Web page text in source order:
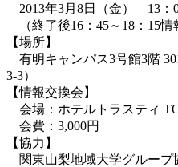
2013年3月8日（金） 13：
（終了後16：45～18：15情
【場所】
有明キャンパス3号館3階
3-3）
【情報交換会】
会場：ホテルトラスティ
会費：3,000円
【協力】
関東山梨地域大学グループ